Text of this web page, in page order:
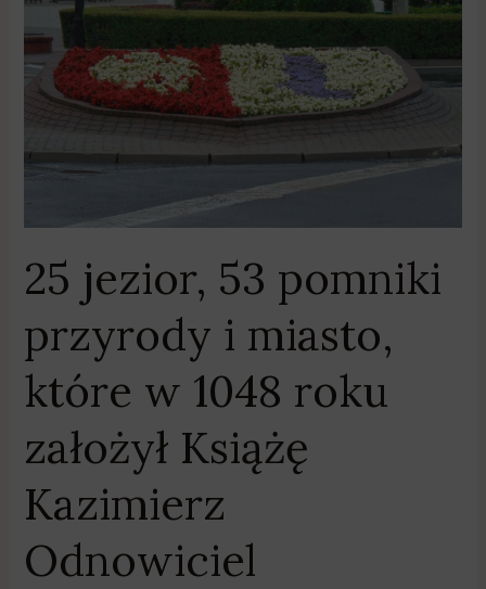
25 jezior, 53 pomniki
przyrody i miasto,
które w 1048 roku
założył Książę
Kazimierz
Odnowiciel
miasto,
które
roku
Odnowiciel